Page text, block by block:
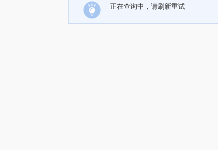
正在查询中，请刷新重试